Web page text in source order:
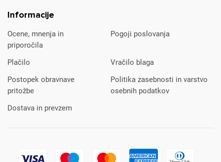
Informacije
Ocene, mnenja in
priporočila
Pogoji poslovanja
Plačilo
Vračilo blaga
Postopek obravnave
pritožbe
Politika zasebnosti in varstvo
osebnih podatkov
Dostava in prevzem